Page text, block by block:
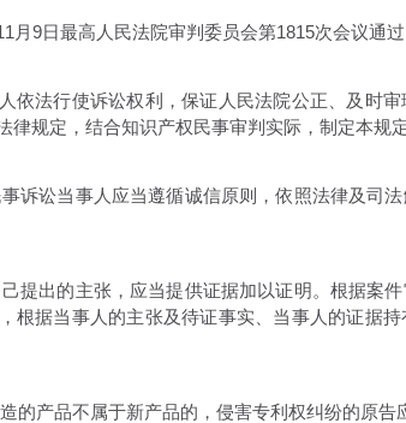
月9日最高人民法院审判委员会第1815次会议通
法行使诉讼权利，保证人民法院公正、及时审
律规定，结合知识产权民事审判实际，制定本规定
讼当事人应当遵循诚信原则，依照法律及司法
出的主张，应当提供证据加以证明。根据案件
根据当事人的主张及待证事实、当事人的证据
产品不属于新产品的，侵害专利权纠纷的原告